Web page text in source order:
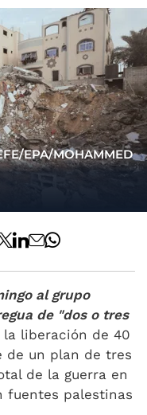
EPA/MOHAMMED
al grupo
de "dos o tres
liberación de 40
de un plan de tres
de la guerra en
fuentes palestinas